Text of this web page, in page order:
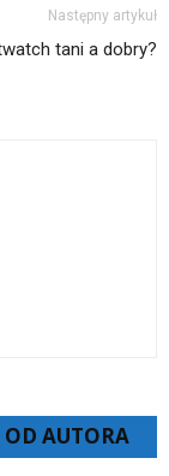
Następny artykuł
tani a dobry?
OD AUTORA